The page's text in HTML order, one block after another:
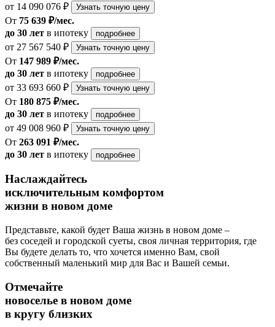
от 14 090 076 ₽ Узнать точную цену
От 75 639 ₽/мес.
до 30 лет в ипотеку подробнее
от 27 567 540 ₽ Узнать точную цену
От 147 989 ₽/мес.
до 30 лет в ипотеку подробнее
от 33 693 660 ₽ Узнать точную цену
От 180 875 ₽/мес.
до 30 лет в ипотеку подробнее
от 49 008 960 ₽ Узнать точную цену
От 263 091 ₽/мес.
до 30 лет в ипотеку подробнее
Наслаждайтесь
исключительным комфортом
жизни в новом доме
Представьте, какой будет Ваша жизнь в новом доме –
без соседей и городской суеты, своя личная территория, где
Вы будете делать то, что хочется именно Вам, свой
собственный маленький мир для Вас и Вашей семьи.
Отмечайте
новоселье в новом доме
в кругу близких